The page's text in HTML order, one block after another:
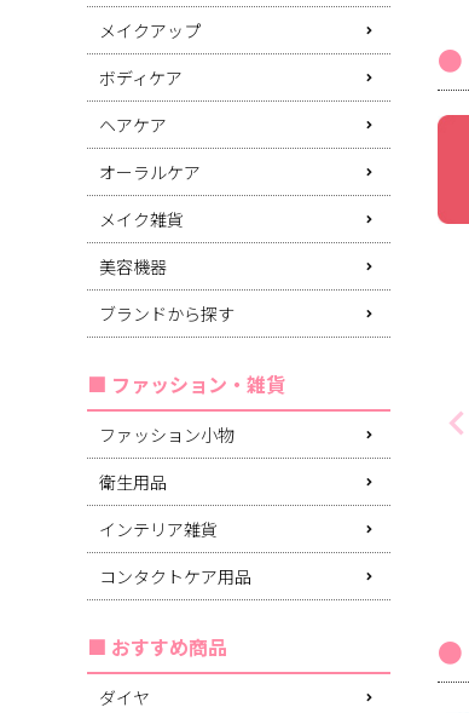
メイクアップ
ボディケア
ヘアケア
オーラルケア
メイク雑貨
美容機器
ブランドから探す
ファッション・雑貨
ファッション小物
衛生用品
インテリア雑貨
コンタクトケア用品
おすすめ商品
ダイヤ